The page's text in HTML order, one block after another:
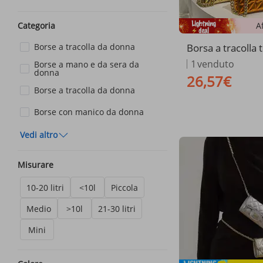
Categoria
Borse a tracolla da donna
Borse a mano e da sera da
donna
Borse a tracolla da donna
Borse con manico da donna
Vedi altro
Misurare
10-20 litri <10l
Piccola
Medio
>10l
21-30 litri
Mini
Borsa a tracolla
da donna -
tracolla firmata
o unico
1 venduto
26,57€